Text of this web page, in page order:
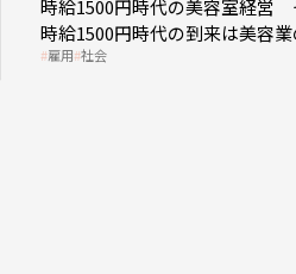
時代の美容室経営 その5｜
時代の到来は美容業の収益
す契機